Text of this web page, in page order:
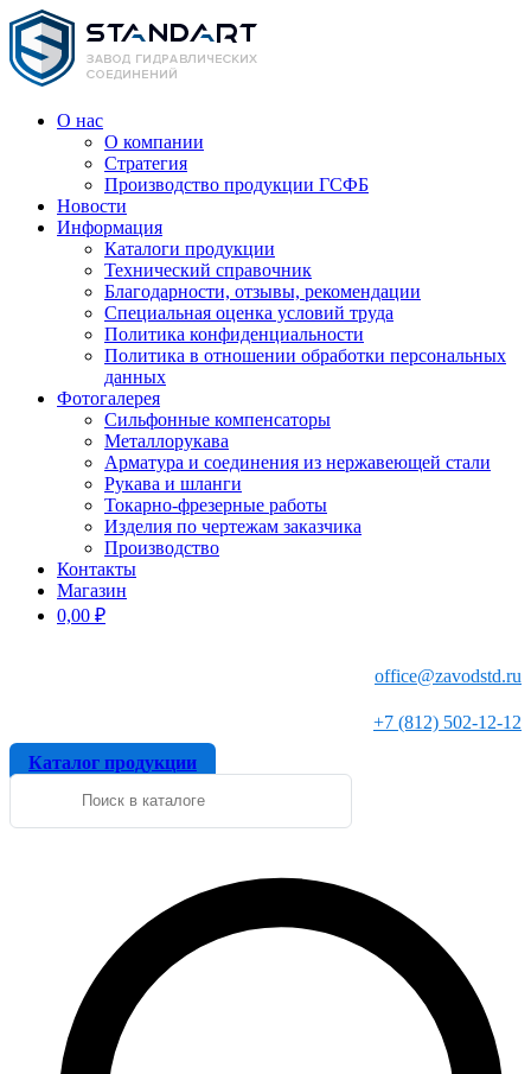
О нас
О компании
Стратегия
Производство продукции ГСФБ
Новости
Информация
Каталоги продукции
Технический справочник
Благодарности, отзывы, рекомендации
Специальная оценка условий труда
Политика конфиденциальности
Политика в отношении обработки персональных
данных
Фотогалерея
Сильфонные компенсаторы
Металлорукава
Арматура и соединения из нержавеющей стали
Рукава и шланги
Токарно-фрезерные работы
Изделия по чертежам заказчика
Производство
Контакты
Магазин
0,00 ₽
office@zavodstd.ru
+7 (812) 502-12-12
Каталог продукции